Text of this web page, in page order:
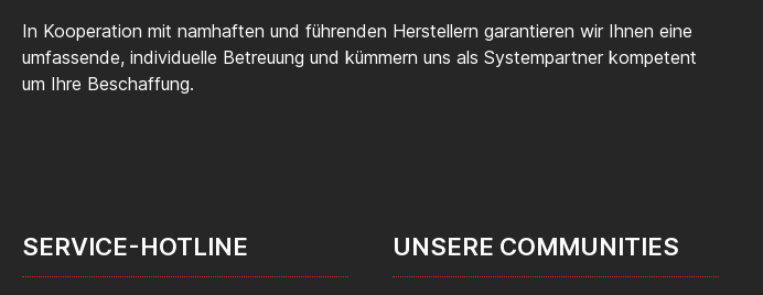
In Kooperation mit namhaften und führenden Herstellern garantieren wir Ihnen eine
umfassende, individuelle Betreuung und kümmern uns als Systempartner kompetent
um Ihre Beschaffung.
SERVICE-HOTLINE UNSERE COMMUNITIES